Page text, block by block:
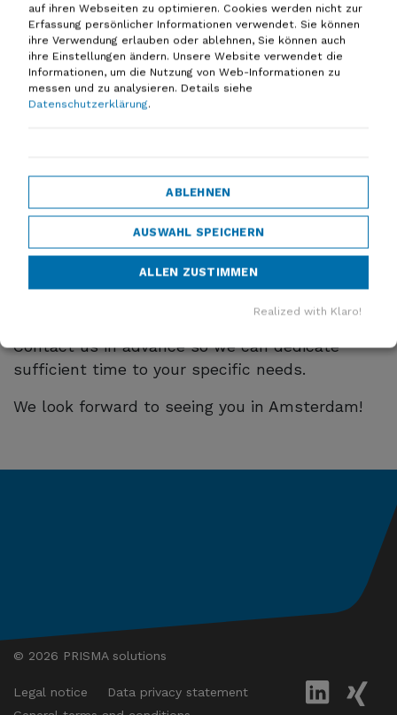
March 10–13, 2026 | RAI Amsterdam | PRISMA
solutions Booth: 03.101
Take advantage of this opportunity to connect
directly with our team:
region and internationally
Discuss your current challenges with our
traffic management to the next level
Contact us in advance so we can dedicate
sufficient time to your specific needs.
We look forward to seeing you in Amsterdam!
© 2026 PRISMA solutions
Legal notice
Data privacy statement
auf ihren Webseiten zu optimieren. Cookies werden nicht zur
Erfassung persönlicher Informationen verwendet. Sie können
ihre Verwendung erlauben oder ablehnen, Sie können auch
ihre Einstellungen ändern. Unsere Website verwendet die
Informationen, um die Nutzung von Web-Informationen zu
messen und zu analysieren. Details siehe
Datenschutzerklärung.
ABLEHNEN
AUSWAHL SPEICHERN
ALLEN ZUSTIMMEN
Realized with Klaro!